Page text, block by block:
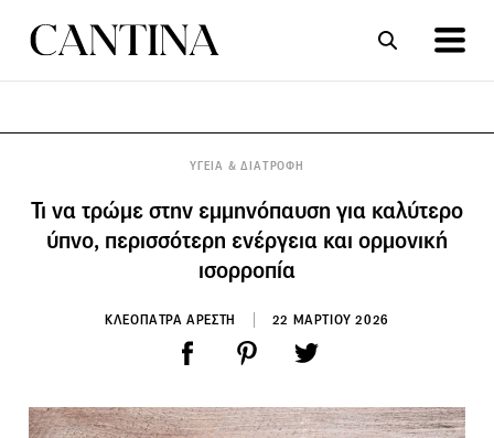
ΥΓΕΙΑ & ΔΙΑΤΡΟΦΗ
Τι να τρώμε στην εμμηνόπαυση για καλύτερο
ύπνο, περισσότερη ενέργεια και ορμονική
ισορροπία
ΚΛΕΟΠΑΤΡΑ ΑΡΕΣΤΗ 22 ΜΑΡΤΙΟΥ 2026